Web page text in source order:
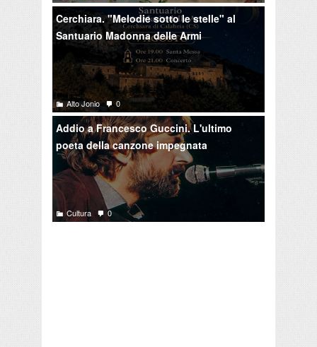
Cerchiara. "Melodie sotto le stelle" al
Santuario Madonna delle Armi
Alto Jonio 0
Addio a Francesco Guccini. L'ultimo
poeta della canzone impegnata
Cultura 0